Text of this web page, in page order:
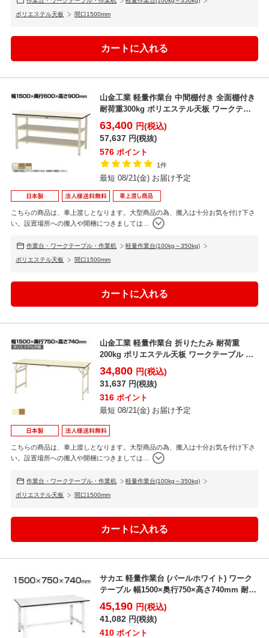
ポリエステル天板 間口1500mm
山金工業 軽量作業台 中間棚付き 全面棚付き
耐荷重300kg ポリエステル天板 ワークテー
ブル 3...
63,400 円(税込)
57,637 円(税抜)
576 ポイント
1件
最短 08/21(金) お届け予定
こちらの商品は、車上渡しとなります。大型商品の為、搬入は十分お気を付け下さ
い。設置場所への搬入や開梱につきましては
作業台・ワークテーブル・作業机 軽量作業台(100kg～350kg)
ポリエステル天板 間口1500mm
山金工業 軽量作業台 折りたたみ 耐荷重
200kg ポリエステル天板 ワークテーブル 折
り畳み式 S...
34,800 円(税込)
31,637 円(税抜)
316 ポイント
最短 08/21(金) お届け予定
こちらの商品は、車上渡しとなります。大型商品の為、搬入は十分お気を付け下さ
い。設置場所への搬入や開梱につきましては
作業台・ワークテーブル・作業机 軽量作業台(100kg～350kg)
ポリエステル天板 間口1500mm
サカエ 軽量作業台 (パールホワイト) ワーク
テーブル 幅1500×奥行750×高さ740mm 耐
荷...
45,190 円(税込)
41,082 円(税抜)
410 ポイント